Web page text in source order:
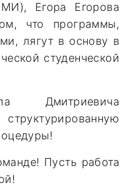
Егора Егорова
что программы,
лягут в основу в
студенческой
Дмитриевича
Пусть работа